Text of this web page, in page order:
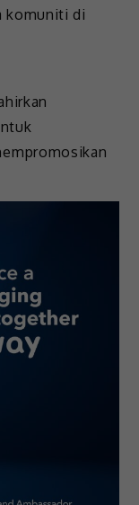
komuniti di